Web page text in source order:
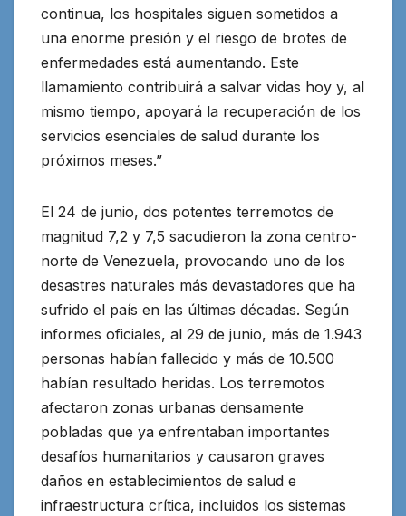
continua, los hospitales siguen sometidos a
una enorme presión y el riesgo de brotes de
enfermedades está aumentando. Este
llamamiento contribuirá a salvar vidas hoy y, al
mismo tiempo, apoyará la recuperación de los
servicios esenciales de salud durante los
próximos meses.”
El 24 de junio, dos potentes terremotos de
magnitud 7,2 y 7,5 sacudieron la zona centro-
norte de Venezuela, provocando uno de los
desastres naturales más devastadores que ha
sufrido el país en las últimas décadas. Según
informes oficiales, al 29 de junio, más de 1.943
personas habían fallecido y más de 10.500
habían resultado heridas. Los terremotos
afectaron zonas urbanas densamente
pobladas que ya enfrentaban importantes
desafíos humanitarios y causaron graves
daños en establecimientos de salud e
infraestructura crítica, incluidos los sistemas